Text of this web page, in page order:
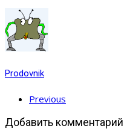
Prodovnik
Previous
Добавить комментарий